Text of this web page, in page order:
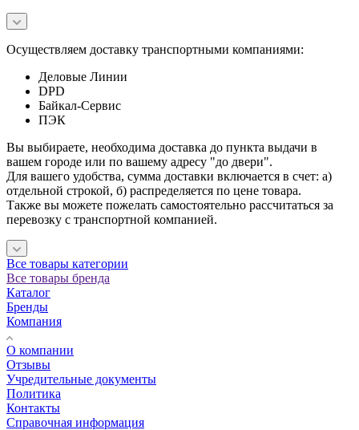
Осуществляем доставку транспортными компаниями:
Деловые Линии
DPD
Байкал-Сервис
ПЭК
Вы выбираете, необходима доставка до пункта выдачи в
вашем городе или по вашему адресу "до двери".
Для вашего удобства, сумма доставки включается в счет: а)
отдельной строкой, б) распределяется по цене товара.
Также вы можете пожелать самостоятельно рассчитаться за
перевозку с транспортной компанией.
Все товары категории
Все товары бренда
Каталог
Бренды
Компания
О компании
Отзывы
Учредительные документы
Политика
Контакты
Справочная информация